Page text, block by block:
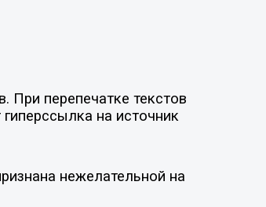
При перепечатке текстов
на источник
нежелательной на